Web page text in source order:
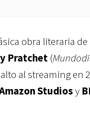
obra literaria de
Pratchet (
al streaming en
Studiosy